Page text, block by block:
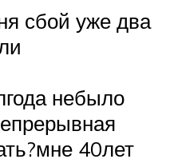
сбой уже два
небыло
40лет